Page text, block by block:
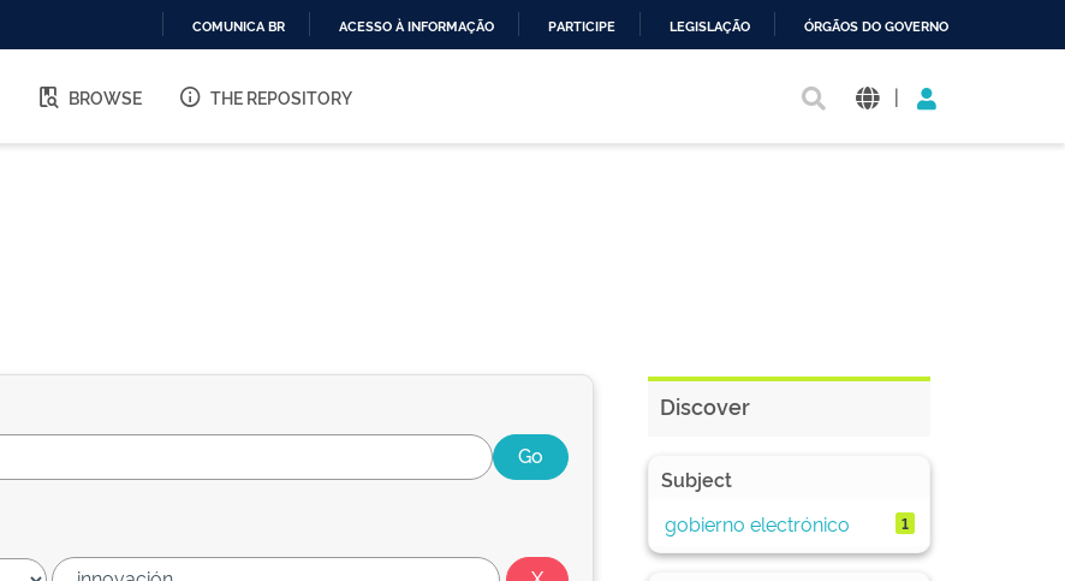
O
COMUNICA BR ACESSO À INFORMAÇÃO PARTICIPE LEGISLAÇÃO ÓRGÃOS DO GOVERNO
BROWSE THE REPOSITORY |
Discover
Subject
gobierno electrónico
1